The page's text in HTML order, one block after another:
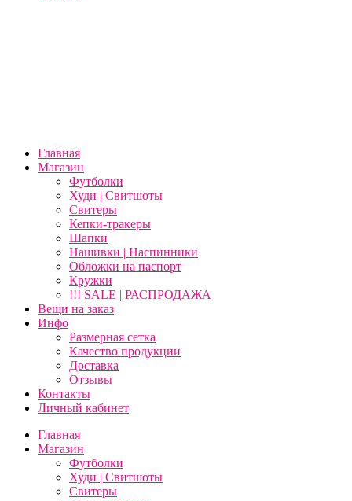
Главная
Магазин
Футболки
Худи | Свитшоты
Свитеры
Кепки-тракеры
Шапки
Нашивки | Наспинники
Обложки на паспорт
Кружки
!!! SALE | РАСПРОДАЖА
Вещи на заказ
Инфо
Размерная сетка
Качество продукции
Доставка
Отзывы
Контакты
Личный кабинет
Главная
Магазин
Футболки
Худи | Свитшоты
Свитеры